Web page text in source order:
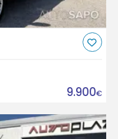
9.900€